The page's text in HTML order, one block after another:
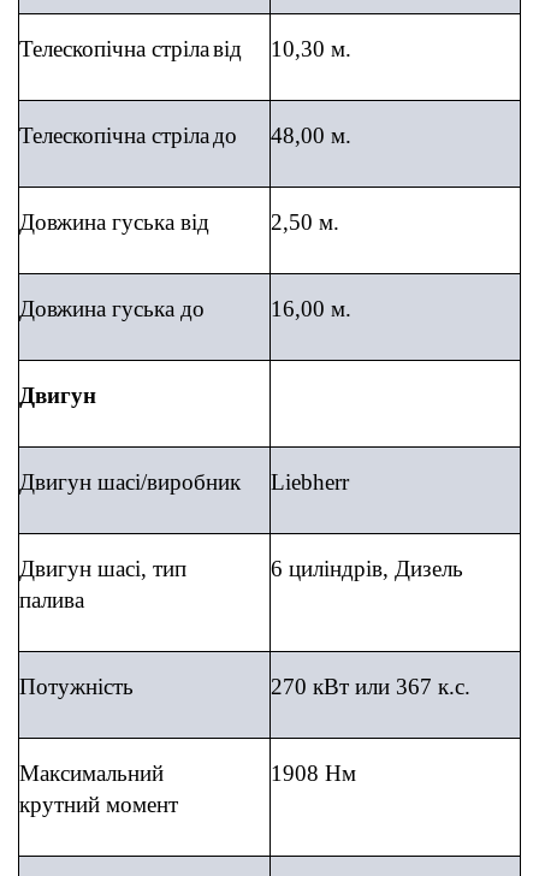
Телескопічна стрілавід 10,30 м.
Телескопічна стріладо 48,00 м.
Довжина гуська від 2,50 м.
Довжина гуська до 16,00 м.
Двигун
Двигун шасі/виробник Liebherr
Двигун шасі, тип
палива
6 циліндрів, Дизель
Потужність 270 кВт или 367 к.с.
Максимальний
крутний момент
1908 Нм